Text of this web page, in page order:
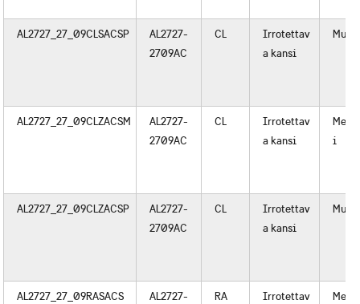
AL2727_27_09CLSACSP
AL2727-
2709AC
CL
Irrotettav
a kansi
Muovi
AL2727_27_09CLZACSM
AL2727-
2709AC
CL
Irrotettav
a kansi
i
AL2727_27_09CLZACSP
AL2727-
2709AC
CL
Irrotettav
a kansi
Muovi
AL2727_27_09RASACS
AL2727-
RA
Irrotettav